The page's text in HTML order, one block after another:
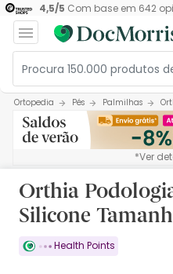
4,5/5 Com base em 642
Ortopedia Pés Palmilhas
*Ver
Orthia
Silicone
Health Points